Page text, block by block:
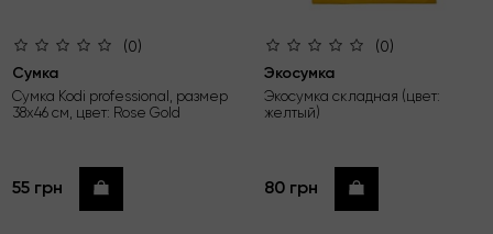
(0)
Сумка
Сумка Kodi professional, размер
38х46 см, цвет: Rose Gold
55 грн Купить
(0)
Экосумка
Экосумка складная (цвет:
желтый)
80 грн Купить